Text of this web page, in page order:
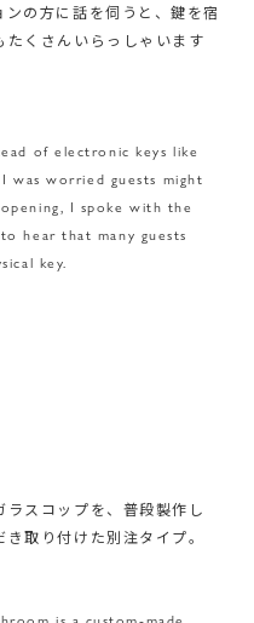
の方に話を伺うと、鍵を宿
くさんいらっしゃいます
of electronic keys like
was worried guests might
I spoke with the
hear that many guests
key.
スコップを、普段製作し
取り付けた別注タイプ。